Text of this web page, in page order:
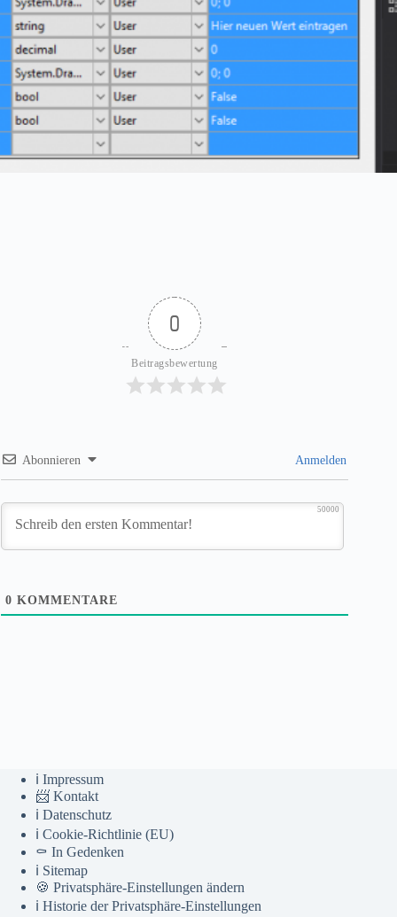
0
Beitragsbewertung
Abonnieren Anmelden
50000
0 KOMMENTARE
ℹ️ Impressum
📨 Kontakt
ℹ️ Datenschutz
ℹ️ Cookie-Richtlinie (EU)
⚰️ In Gedenken
ℹ️ Sitemap
🍪 Privatsphäre-Einstellungen ändern
ℹ️ Historie der Privatsphäre-Einstellungen